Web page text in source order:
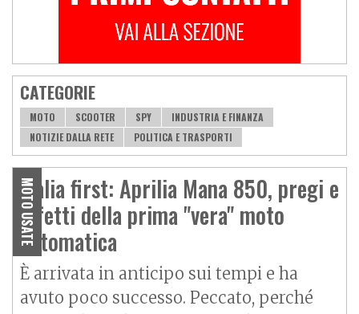
CATEGORIE
MOTO SCOOTER SPY
INDUSTRIA E FINANZA
NOTIZIE DALLA RETE
POLITICA E TRASPORTI
MOTO USATE
Italia first: Aprilia Mana 850, pregi e
difetti della prima "vera" moto
automatica
È arrivata in anticipo sui tempi e ha
avuto poco successo. Peccato, perché